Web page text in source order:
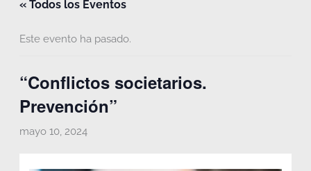
« Todos los Eventos
Este evento ha pasado.
“Conflictos societarios.
Prevención”
mayo 10, 2024